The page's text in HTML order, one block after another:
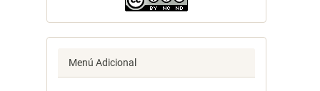
Menú Adicional